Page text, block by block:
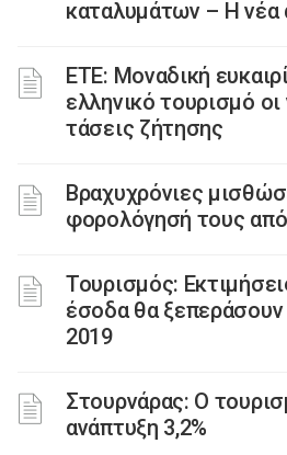
καταλυμάτων – Η
ΕΤΕ: Μοναδική
ελληνικό τουρισμό οι
τάσεις ζήτησης
Βραχυχρόνιες
φορολόγησή τους
Τουρισμός:
έσοδα θα
2019
Στουρνάρας: Ο
ανάπτυξη 3,2%